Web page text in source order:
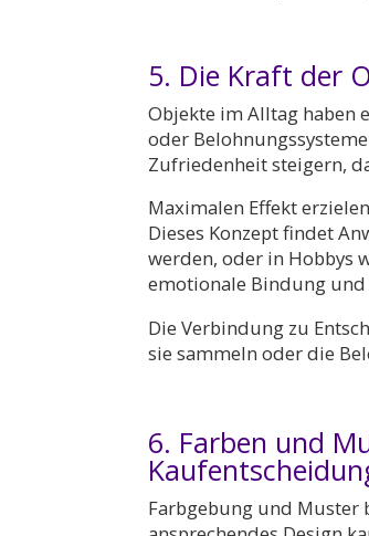
5. Die Kraft der
Objekte im Alltag haben
oder
Zufriedenheit steigern,
Maximalen Effekt
Dieses Konzept findet
werden, oder in Hobbys
emotionale Bindung und
Die Verbindung zu
sie sammeln oder die
6. Farben und
Farbgebung und Muster